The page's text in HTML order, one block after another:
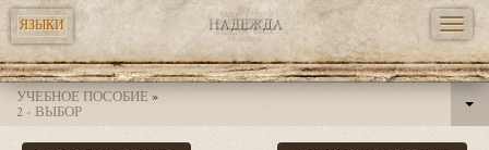
Перейти
основному
ЯЗЫКИ
УЧЕБНОЕ ПОСОБИЕ»
2 - ВЫБОР